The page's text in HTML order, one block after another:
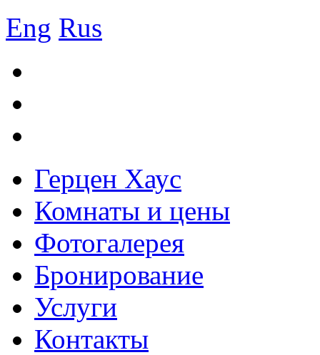
Eng Rus
Герцен Хаус
Комнаты и цены
Фотогалерея
Бронирование
Услуги
Контакты